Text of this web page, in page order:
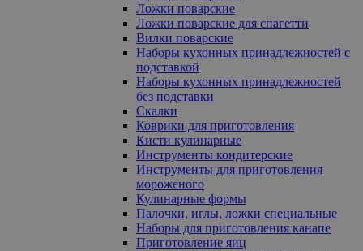
Ложки поварские
Ложки поварские для спагетти
Вилки поварские
Наборы кухонных принадлежностей с
подставкой
Наборы кухонных принадлежностей
без подставки
Скалки
Коврики для приготовления
Кисти кулинарные
Инструменты кондитерские
Инструменты для приготовления
мороженого
Кулинарные формы
Палочки, иглы, ложки специальные
Наборы для приготовления канапе
Приготовление яиц